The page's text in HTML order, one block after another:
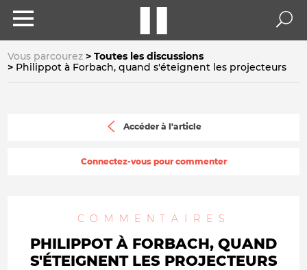
Vous parcourez
Toutes les discussions
Philippot à Forbach, quand s'éteignent les projecteurs
Accéder à l'article
Connectez-vous pour commenter
COMMENTAIRES
PHILIPPOT À FORBACH, QUAND
S'ÉTEIGNENT LES PROJECTEURS